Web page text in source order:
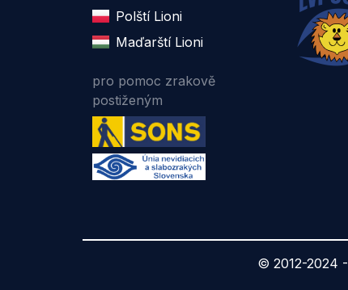
Polští Lioni
Maďarští Lioni
pro pomoc zrakově
postiženým
© 2012-2024 -